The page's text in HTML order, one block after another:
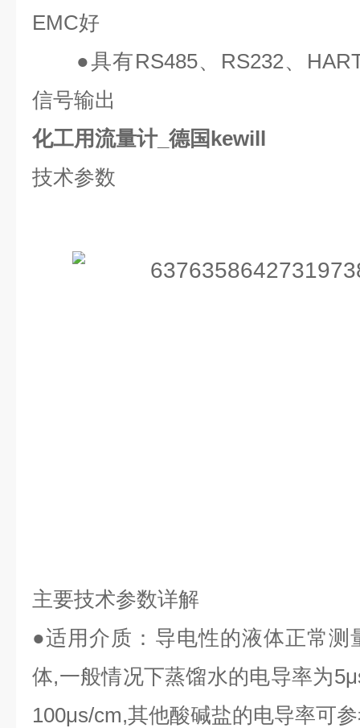
EMC好
●具有RS485、 RS232、
信号输出
化工用流量计_德国kewill
技术参数
主要技术参数详解
●适用介质：导电性的液体正常测
体,一般情况下蒸馏水的电导率为
100μs/cm,其他酸碱盐的电导率可